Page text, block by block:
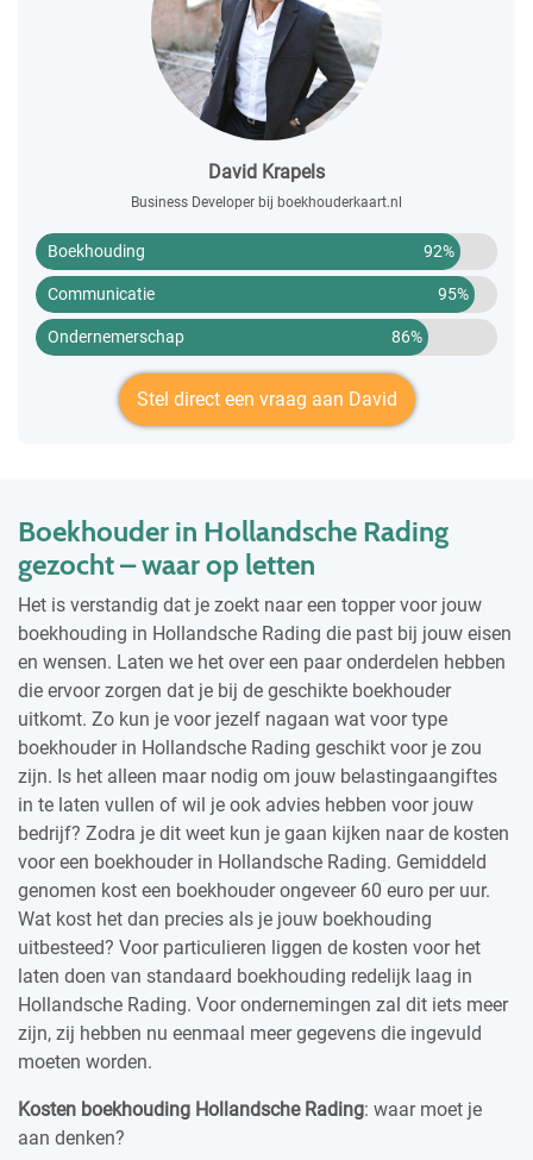
David Krapels
Business Developer bij boekhouderkaart.nl
Boekhouding 92%
Communicatie 95%
Ondernemerschap 86%
Stel direct een vraag aan David
Boekhouder in Hollandsche Rading
gezocht – waar op letten
Het is verstandig dat je zoekt naar een topper voor jouw
boekhouding in Hollandsche Rading die past bij jouw eisen
en wensen. Laten we het over een paar onderdelen hebben
die ervoor zorgen dat je bij de geschikte boekhouder
uitkomt. Zo kun je voor jezelf nagaan wat voor type
boekhouder in Hollandsche Rading geschikt voor je zou
zijn. Is het alleen maar nodig om jouw belastingaangiftes
in te laten vullen of wil je ook advies hebben voor jouw
bedrijf? Zodra je dit weet kun je gaan kijken naar de kosten
voor een boekhouder in Hollandsche Rading. Gemiddeld
genomen kost een boekhouder ongeveer 60 euro per uur.
Wat kost het dan precies als je jouw boekhouding
uitbesteed? Voor particulieren liggen de kosten voor het
laten doen van standaard boekhouding redelijk laag in
Hollandsche Rading. Voor ondernemingen zal dit iets meer
zijn, zij hebben nu eenmaal meer gegevens die ingevuld
moeten worden.
Kosten boekhouding Hollandsche Rading: waar moet je
aan denken?